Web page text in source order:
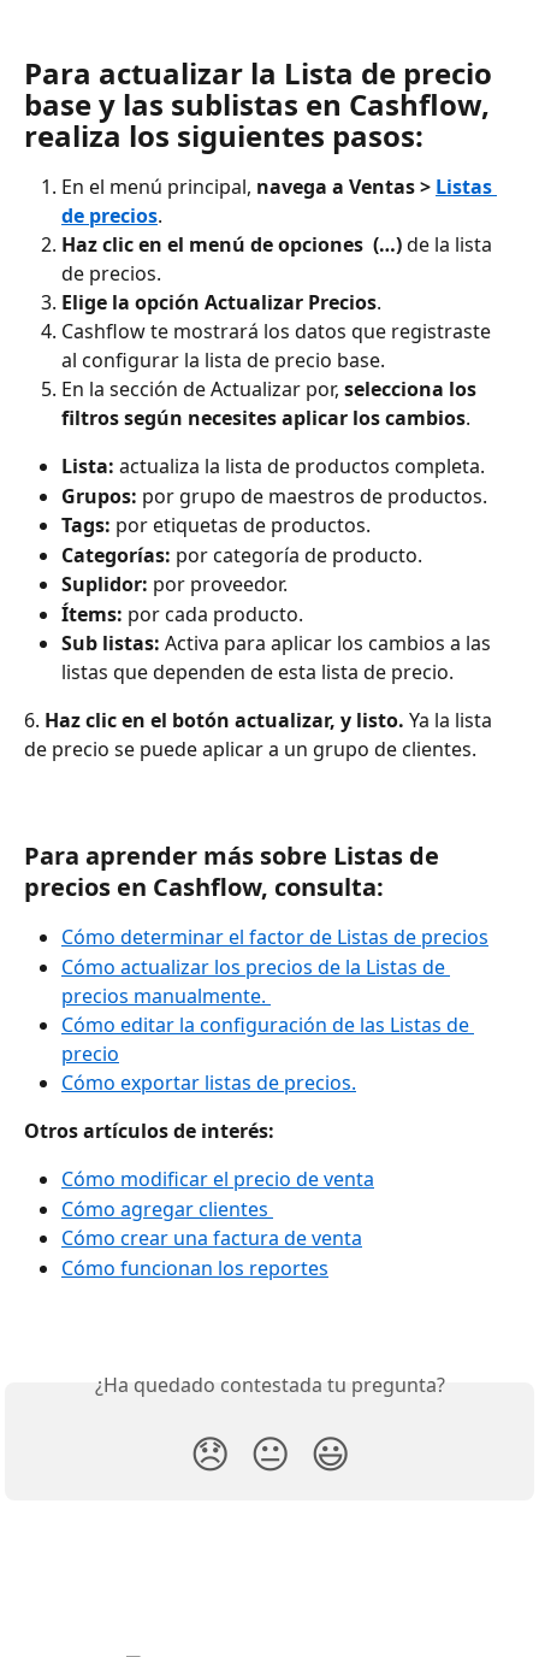
Para actualizar la Lista de precio
base y las sublistas en Cashflow,
realiza los siguientes pasos:
En el menú principal, navega a Ventas > Listas
de precios.
Haz clic en el menú de opciones  (…) de la lista
de precios.
Elige la opción Actualizar Precios.
Cashflow te mostrará los datos que registraste
al configurar la lista de precio base.
En la sección de Actualizar por, selecciona los
filtros según necesites aplicar los cambios.
Lista: actualiza la lista de productos completa.
Grupos: por grupo de maestros de productos.
Tags: por etiquetas de productos.
Categorías: por categoría de producto.
Suplidor: por proveedor.
Ítems: por cada producto.
Sub listas: Activa para aplicar los cambios a las
listas que dependen de esta lista de precio.
6. Haz clic en el botón actualizar, y listo. Ya la lista
de precio se puede aplicar a un grupo de clientes.
Para aprender más sobre Listas de
precios en Cashflow, consulta:
Cómo determinar el factor de Listas de precios
Cómo actualizar los precios de la Listas de
precios manualmente.
Cómo editar la configuración de las Listas de
precio
Cómo exportar listas de precios.
Otros artículos de interés:
Cómo modificar el precio de venta
Cómo agregar clientes
Cómo crear una factura de venta
Cómo funcionan los reportes
¿Ha quedado contestada tu pregunta?
😞 😐 😃